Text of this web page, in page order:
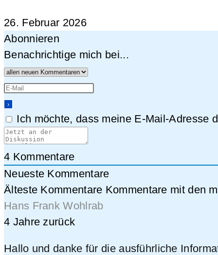
26. Februar 2026
Abonnieren
Benachrichtige mich bei...
Ich möchte, dass meine E-Mail-Adresse
4 Kommentare
Neueste Kommentare
Älteste Kommentare Kommentare mit den
Hans Frank Wohlrab
4 Jahre zurück
Hallo und danke für die ausführliche